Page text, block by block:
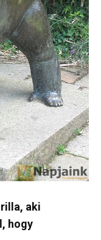
aki
hogy